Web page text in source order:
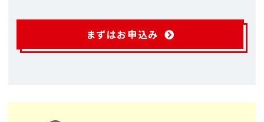
まずはお申込み